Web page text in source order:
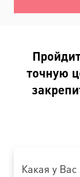
точную
Какая у